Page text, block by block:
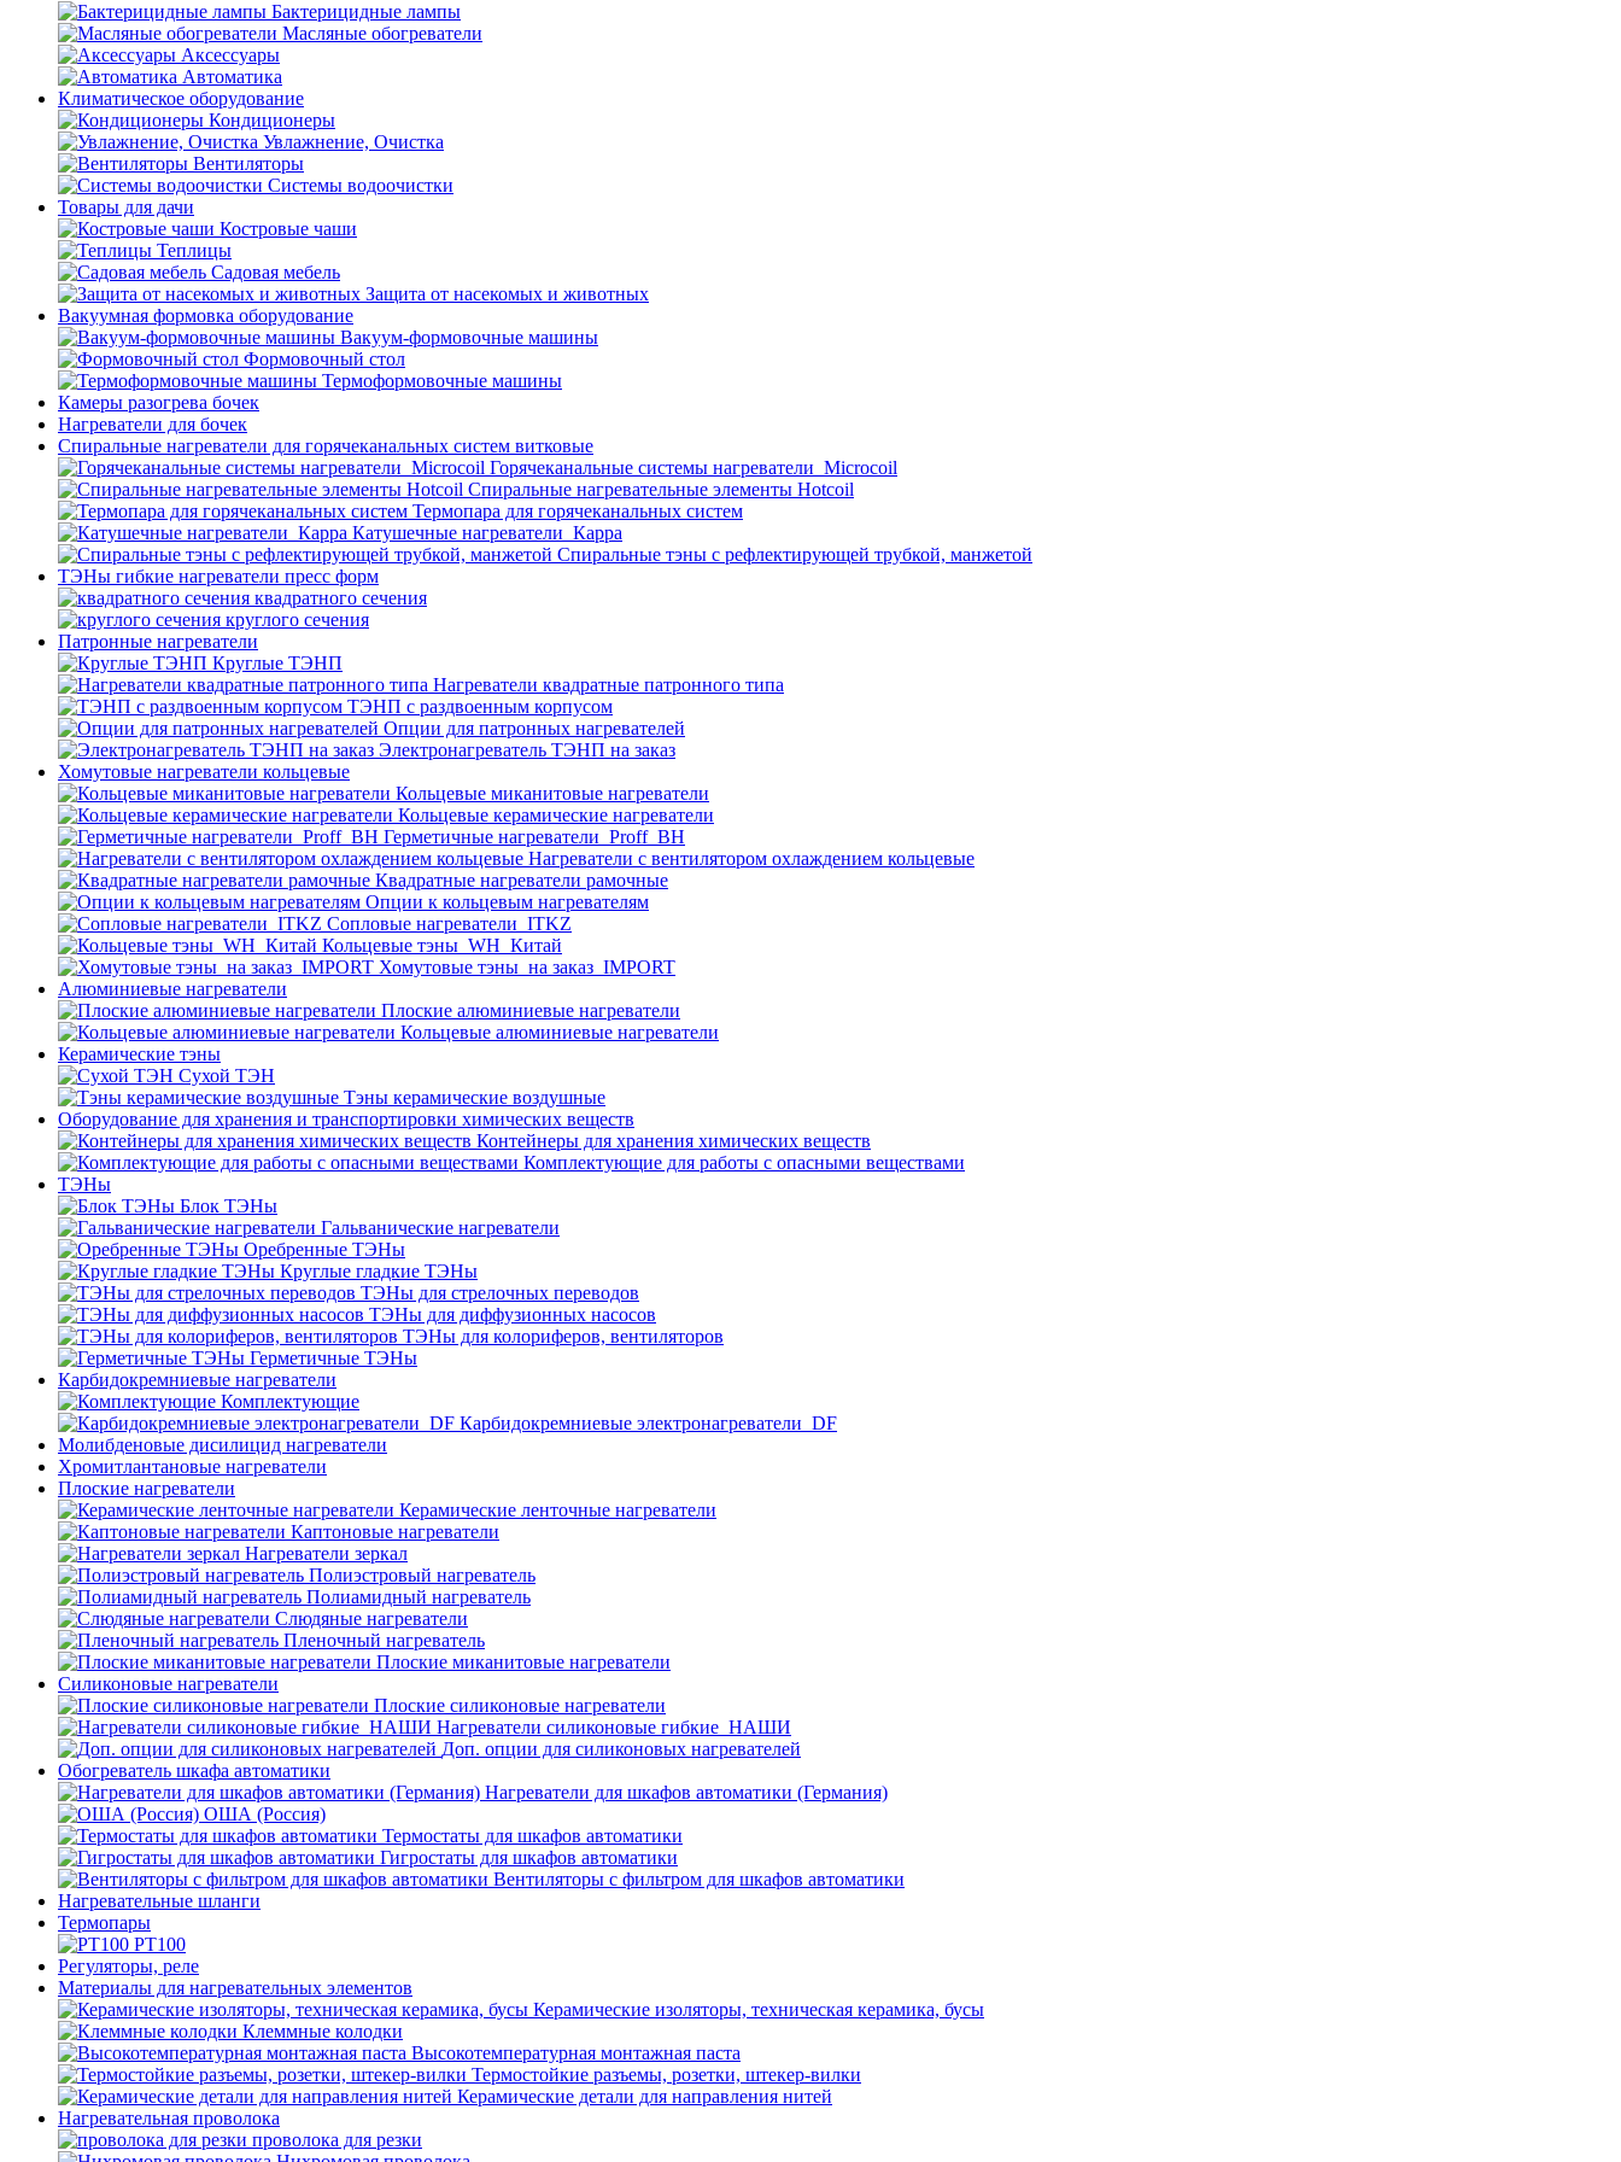
Бактерицидные лампы
Масляные обогреватели
Аксессуары
Автоматика
Климатическое оборудование
Кондиционеры
Увлажнение, Очистка
Вентиляторы
Системы водоочистки
Товары для дачи
Костровые чаши
Теплицы
Садовая мебель
Защита от насекомых и животных
Вакуумная формовка оборудование
Вакуум-формовочные машины
Формовочный стол
Термоформовочные машины
Камеры разогрева бочек
Нагреватели для бочек
Спиральные нагреватели для горячеканальных систем витковые
Горячеканальные системы нагреватели_Microcoil
Спиральные нагревательные элементы Hotcoil
Термопара для горячеканальных систем
Катушечные нагреватели_Карра
Спиральные тэны с рефлектирующей трубкой, манжетой
ТЭНы гибкие нагреватели пресс форм
квадратного сечения
круглого сечения
Патронные нагреватели
Круглые ТЭНП
Нагреватели квадратные патронного типа
ТЭНП с раздвоенным корпусом
Опции для патронных нагревателей
Электронагреватель ТЭНП на заказ
Хомутовые нагреватели кольцевые
Кольцевые миканитовые нагреватели
Кольцевые керамические нагреватели
Герметичные нагреватели_Proff_BH
Нагреватели с вентилятором охлаждением кольцевые
Квадратные нагреватели рамочные
Опции к кольцевым нагревателям
Cопловые нагреватели_ITKZ
Кольцевые тэны_WH_Китай
Хомутовые тэны_на заказ_IMPORT
Алюминиевые нагреватели
Плоские алюминиевые нагреватели
Кольцевые алюминиевые нагреватели
Керамические тэны
Сухой ТЭН
Тэны керамические воздушные
Оборудование для хранения и транспортировки химических веществ
Контейнеры для хранения химических веществ
Комплектующие для работы с опасными веществами
ТЭНы
Блок ТЭНы
Гальванические нагреватели
Оребренные ТЭНы
Круглые гладкие ТЭНы
ТЭНы для стрелочных переводов
ТЭНы для диффузионных насосов
ТЭНы для колориферов, вентиляторов
Герметичные ТЭНы
Карбидокремниевые нагреватели
Комплектующие
Карбидокремниевые электронагреватели_DF
Молибденовые дисилицид нагреватели
Хромитлантановые нагреватели
Плоские нагреватели
Керамические ленточные нагреватели
Каптоновые нагреватели
Нагреватели зеркал
Полиэстровый нагреватель
Полиамидный нагреватель
Слюдяные нагреватели
Пленочный нагреватель
Плоские миканитовые нагреватели
Силиконовые нагреватели
Плоские силиконовые нагреватели
Нагреватели силиконовые гибкие_НАШИ
Доп. опции для силиконовых нагревателей
Обогреватель шкафа автоматики
Нагреватели для шкафов автоматики (Германия)
ОША (Россия)
Термостаты для шкафов автоматики
Гигростаты для шкафов автоматики
Вентиляторы с фильтром для шкафов автоматики
Нагревательные шланги
Термопары
PT100
Регуляторы, реле
Материалы для нагревательных элементов
Керамические изоляторы, техническая керамика, бусы
Клеммные колодки
Высокотемпературная монтажная паста
Термостойкие разъемы, розетки, штекер-вилки
Керамические детали для направления нитей
Нагревательная проволока
проволока для резки